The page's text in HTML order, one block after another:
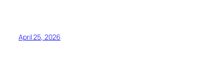
April 25, 2026